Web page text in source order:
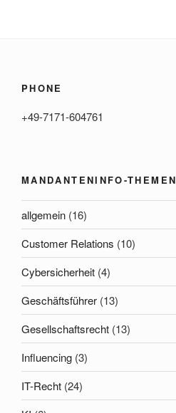
PHONE
+49-7171-604761
MANDANTENINFO-THEMEN
allgemein (16)
Customer Relations (10)
Cybersicherheit (4)
Geschäftsführer (13)
Gesellschaftsrecht (13)
Influencing (3)
IT-Recht (24)